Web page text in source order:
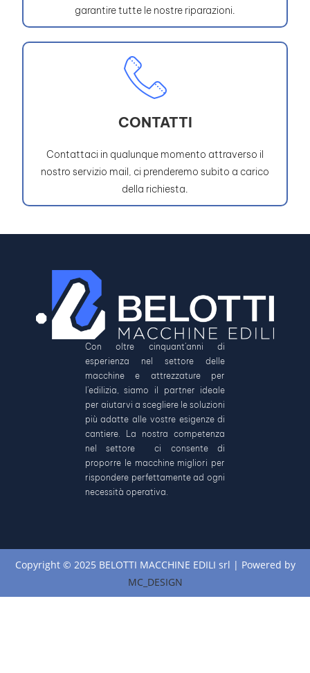
garantire tutte le nostre riparazioni.
CONTATTI
Contattaci in qualunque momento attraverso il
nostro servizio mail, ci prenderemo subito a carico
della richiesta.
Con oltre cinquant’anni di
esperienza nel settore delle
macchine e attrezzature per
l’edilizia, siamo il partner ideale
per aiutarvi a scegliere le soluzioni
più adatte alle vostre esigenze di
cantiere. La nostra competenza
nel settore ci consente di
proporre le macchine migliori per
rispondere perfettamente ad ogni
necessità operativa.
Copyright © 2025 BELOTTI MACCHINE EDILI srl | Powered by
MC_DESIGN